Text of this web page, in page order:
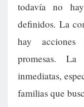
todavía no
definidos. La
hay acciones
promesas. La
inmediatas,
familias que